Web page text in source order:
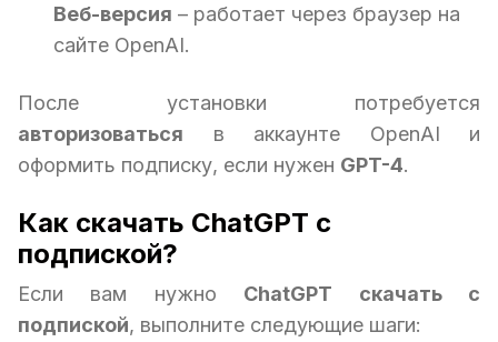
Веб-версия – работает через браузер на
сайте OpenAI.
После установки потребуется
авторизоваться в аккаунте OpenAI и
оформить подписку, если нужен GPT-4.
Как скачать ChatGPT с
подпиской?
Если вам нужно ChatGPT скачать с
подпиской, выполните следующие шаги: